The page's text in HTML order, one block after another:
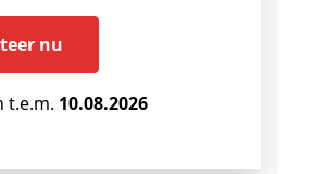
nu
t.e.m. 10.08.2026